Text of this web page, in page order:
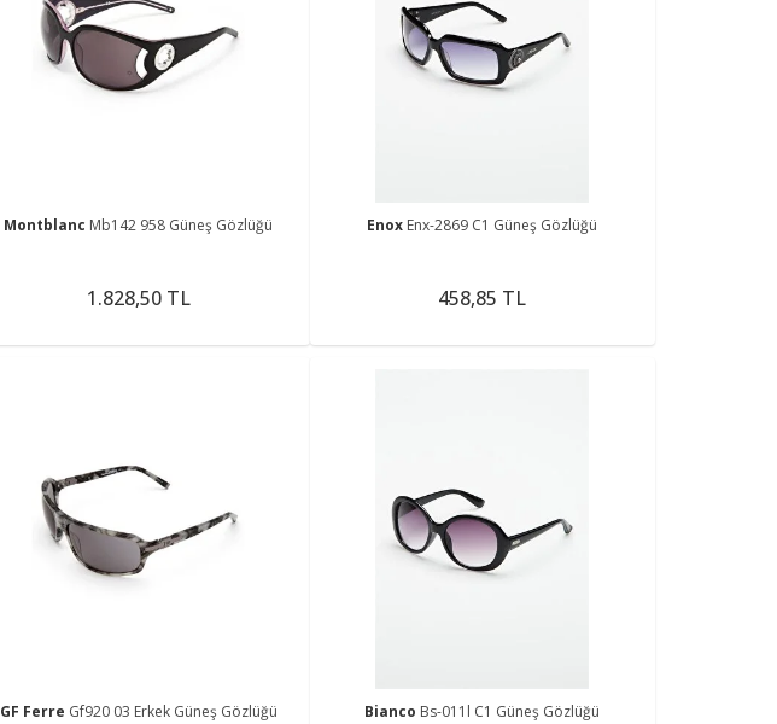
Montblanc Mb142 958 Güneş Gözlüğü
1.828,50 TL
Enox Enx-2869 C1 Güneş Gözlüğü
458,85 TL
GF Ferre Gf920 03 Erkek Güneş Gözlüğü Bianco Bs-011l C1 Güneş Gözlüğü